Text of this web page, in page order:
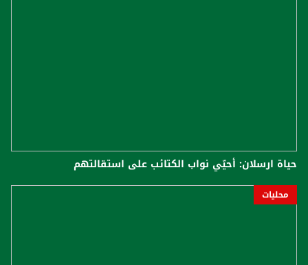
حياة ارسلان: أحيّي نواب الكتائب على استقالتهم
محليات